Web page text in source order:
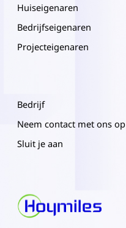
Huiseigenaren
Bedrijfseigenaren
Projecteigenaren
Bedrijf
Neem contact met ons op
Sluit je aan